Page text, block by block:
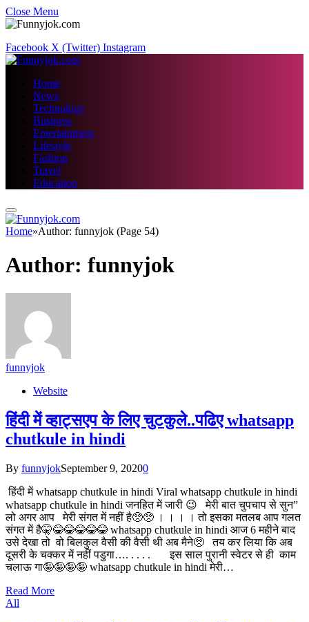
Close Menu
Facebook X (Twitter) Instagram
Home
News
Technology
Business
Entertainment
Lifestyle
Fashion
Travel
Education
Home»Author: funnyjok (Page 54)
Author: funnyjok
funnyjok
Website
हिंदी में व्हाट्सएप के लिए चुटकुले..पढिए whatsapp
chutkule in hindi
By funnyjokSeptember 9, 20200
हिंदी में whatsapp chutkule in hindi Viral whatsapp chutkule in hindi
whatsapp chutkule in hindi जनहित में जारी 😉 मेरी बात चुपचाप से सुन”
लो अगर आप मेरी संगत में नहीं है🥺🥺 । । । । तो इसका मतलब आप गलत
संगत में है🤫😂😂😂😂😂 whatsapp chutkule in hindi आज 6 महीने बाद
उसे देखा तो वो बिलकुल वैसी की वैसी थी अब मैने🥺 तय कर लिया कि अब
दूसरी के चक्कर में नहीं पडुगा…. . . . . इस साल पुरानी स्वेटर से ही काम
चलाऊ गा🤪🤪🤪🤪 whatsapp chutkule in hindi मेरी…
Read More
All